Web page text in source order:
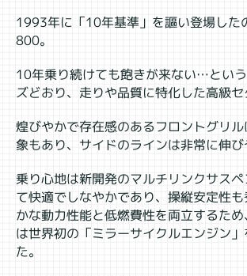
1993年に「10年基準」を謳い登場した
800。
10年乗り続けても飽きが来ない…とい
ズどおり、走りや品質に特化した高級セ
煌びやかで存在感のあるフロントグリ
象もあり、サイドのラインは非常に伸び
乗り心地は新開発のマルチリンクサス
て快適でしなやかであり、操縦安定性
かな動力性能と低燃費性を両立するた
は世界初の「ミラーサイクルエンジン
た。